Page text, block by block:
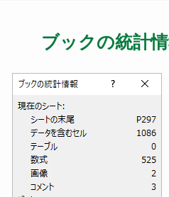
ブックの統計